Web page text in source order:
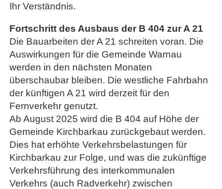
Ihr Verständnis.
Fortschritt des Ausbaus der B 404 zur A 21
Die Bauarbeiten der A 21 schreiten voran. Die
Auswirkungen für die Gemeinde Warnau
werden in den nächsten Monaten
überschaubar bleiben. Die westliche Fahrbahn
der künftigen A 21 wird derzeit für den
Fernverkehr genutzt.
Ab August 2025 wird die B 404 auf Höhe der
Gemeinde Kirchbarkau zurückgebaut werden.
Dies hat erhöhte Verkehrsbelastungen für
Kirchbarkau zur Folge, und was die zukünftige
Verkehrsführung des interkommunalen
Verkehrs (auch Radverkehr) zwischen